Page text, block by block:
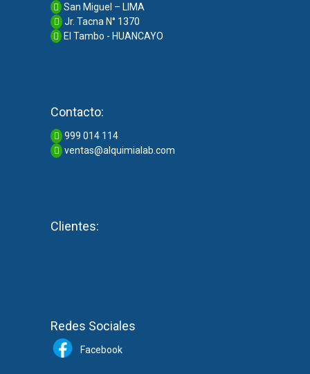
San Miguel – LIMA
Jr. Tacna N° 1370
El Tambo - HUANCAYO
Contacto:
999 014 114
ventas@alquimialab.com
Clientes:
Redes Sociales
Facebook